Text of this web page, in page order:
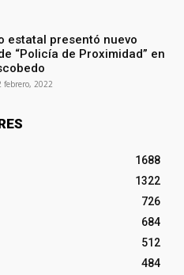
estatal presentó nuevo
“Policía de Proximidad” en
febrero, 2022
1688
1322
726
684
512
484